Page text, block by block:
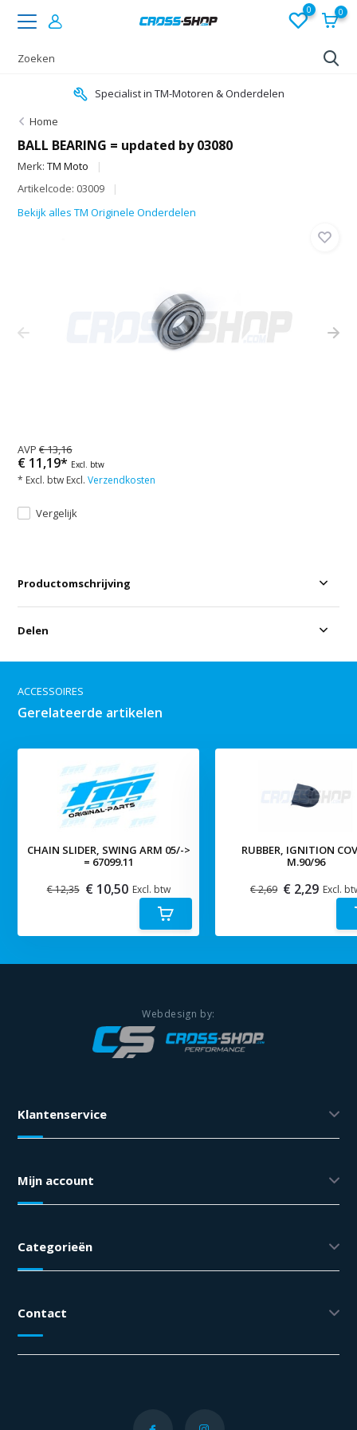
0 0
Specialist in TM-Motoren & Onderdelen
Home
BALL BEARING = updated by 03080
Merk:TM Moto
Artikelcode: 03009
Bekijk alles TM Originele Onderdelen
AVP€ 13,16
€ 11,19* Excl. btw
* Excl. btw Excl.Verzendkosten
Vergelijk
Productomschrijving
Delen
ACCESSOIRES
Gerelateerde artikelen
CHAIN SLIDER, SWING ARM 05/->
= 67099.11
€ 12,35 € 10,50 Excl. btw
RUBBER, IGNITION
M.90/96
€ 2,69 € 2,29 Excl.
Klantenservice
Mijn account
Categorieën
Contact